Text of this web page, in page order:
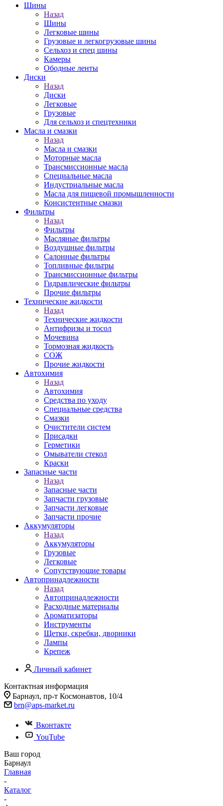
Шины
Назад
Шины
Легковые шины
Грузовые и легкогрузовые шины
Сельхоз и спец шины
Камеры
Ободные ленты
Диски
Назад
Диски
Легковые
Грузовые
Для сельхоз и спецтехники
Масла и смазки
Назад
Масла и смазки
Моторные масла
Трансмиссионные масла
Специальные масла
Индустриальные масла
Масла для пищевой промышленности
Консистентные смазки
Фильтры
Назад
Фильтры
Масляные фильтры
Воздушные фильтры
Салонные фильтры
Топливные фильтры
Трансмиссионные фильтры
Гидравлические фильтры
Прочие фильтры
Технические жидкости
Назад
Технические жидкости
Антифризы и тосол
Мочевина
Тормозная жидкость
СОЖ
Прочие жидкости
Автохимия
Назад
Автохимия
Средства по уходу
Специальные средства
Смазки
Очистители систем
Присадки
Герметики
Омыватели стекол
Краски
Запасные части
Назад
Запасные части
Запчасти грузовые
Запчасти легковые
Запчасти прочие
Аккумуляторы
Назад
Аккумуляторы
Грузовые
Легковые
Сопутствующие товары
Автопринадлежности
Назад
Автопринадлежности
Расходные материалы
Ароматизаторы
Инструменты
Щетки, скребки, дворники
Лампы
Крепеж
Личный кабинет
Контактная информация
Барнаул, пр-т Космонавтов, 10/4
brn@aps-market.ru
Вконтакте
YouTube
Ваш город
Барнаул
Главная
-
Каталог
-